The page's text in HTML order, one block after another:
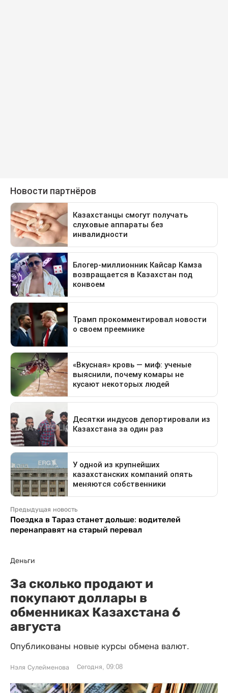
Предыдущая новость
Поездка в Тараз станет дольше: водителей
перенаправят на старый перевал
Деньги
За сколько продают и
покупают доллары в
обменниках Казахстана 6
августа
Опубликованы новые курсы обмена валют.
Нэля Сулейменова Сегодня, 09:08